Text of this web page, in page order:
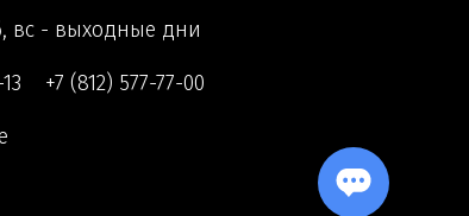
вс - выходные дни
+7 (812) 577-77-00